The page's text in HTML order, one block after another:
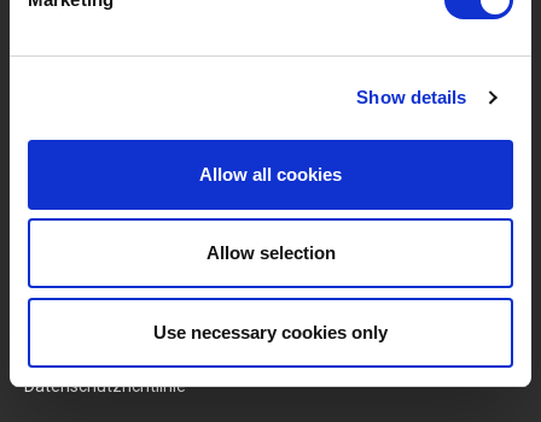
Show details
Allow all cookies
Allow selection
Use necessary cookies only
Marken Über Uns
Stellenangebote
Allgemeine
Geschäftsbedingungen
Datenschutzrichtlinie
MY LIVWISE-PRO LOGIN
Service & Contact